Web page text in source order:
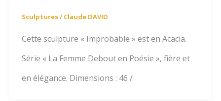
Sculptures/Claude DAVID
Cette sculpture « Improbable » est en Acacia.
Série « La Femme Debout en Poésie », fière et
en élégance. Dimensions : 46 /